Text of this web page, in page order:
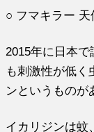
○ フマキラー 天
2015年に日本
も刺激性が低く
ンというものが
イカリジンは蚊